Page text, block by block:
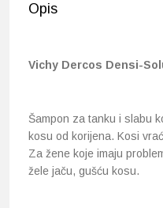
Opis
Vichy Dercos Densi-
Šampon za tanku i slabu
kosu od korijena. Kosi
Za žene koje imaju
žele jaču, gušću kosu.